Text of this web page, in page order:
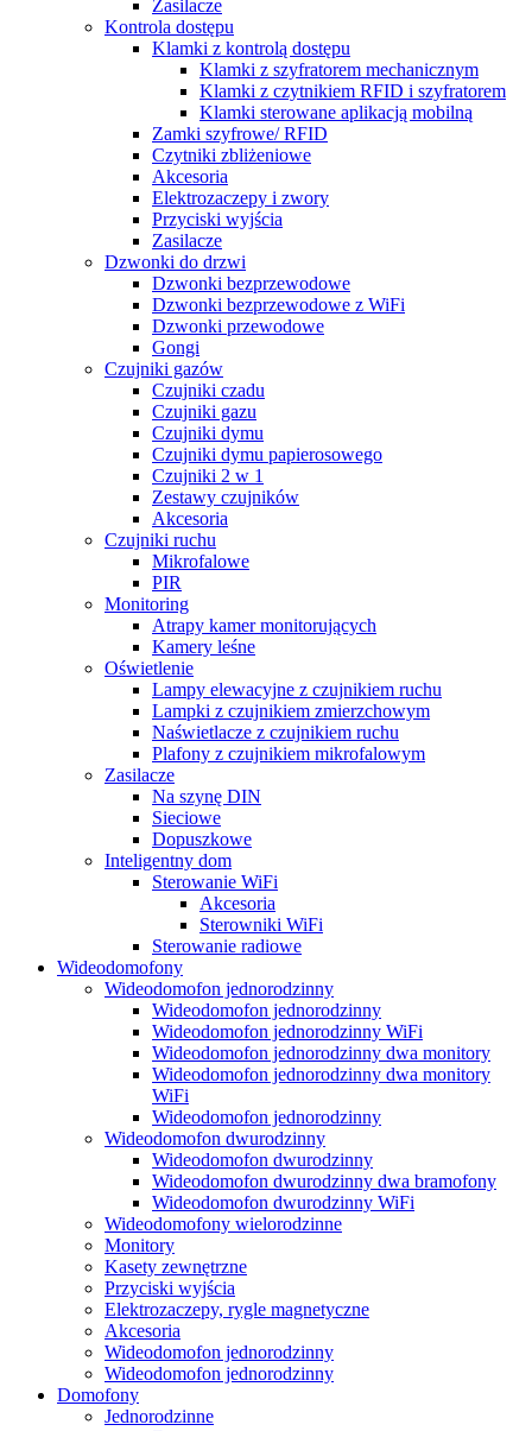
Zasilacze
Kontrola dostępu
Klamki z kontrolą dostępu
Klamki z szyfratorem mechanicznym
Klamki z czytnikiem RFID i szyfratorem
Klamki sterowane aplikacją mobilną
Zamki szyfrowe/ RFID
Czytniki zbliżeniowe
Akcesoria
Elektrozaczepy i zwory
Przyciski wyjścia
Zasilacze
Dzwonki do drzwi
Dzwonki bezprzewodowe
Dzwonki bezprzewodowe z WiFi
Dzwonki przewodowe
Gongi
Czujniki gazów
Czujniki czadu
Czujniki gazu
Czujniki dymu
Czujniki dymu papierosowego
Czujniki 2 w 1
Zestawy czujników
Akcesoria
Czujniki ruchu
Mikrofalowe
PIR
Monitoring
Atrapy kamer monitorujących
Kamery leśne
Oświetlenie
Lampy elewacyjne z czujnikiem ruchu
Lampki z czujnikiem zmierzchowym
Naświetlacze z czujnikiem ruchu
Plafony z czujnikiem mikrofalowym
Zasilacze
Na szynę DIN
Sieciowe
Dopuszkowe
Inteligentny dom
Sterowanie WiFi
Akcesoria
Sterowniki WiFi
Sterowanie radiowe
Wideodomofony
Wideodomofon jednorodzinny
Wideodomofon jednorodzinny
Wideodomofon jednorodzinny WiFi
Wideodomofon jednorodzinny dwa monitory
Wideodomofon jednorodzinny dwa monitory
WiFi
Wideodomofon jednorodzinny
Wideodomofon dwurodzinny
Wideodomofon dwurodzinny
Wideodomofon dwurodzinny dwa bramofony
Wideodomofon dwurodzinny WiFi
Wideodomofony wielorodzinne
Monitory
Kasety zewnętrzne
Przyciski wyjścia
Elektrozaczepy, rygle magnetyczne
Akcesoria
Wideodomofon jednorodzinny
Wideodomofon jednorodzinny
Domofony
Jednorodzinne